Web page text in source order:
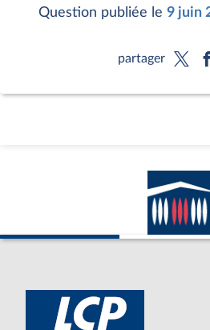
Question publiée le 9 juin
partager